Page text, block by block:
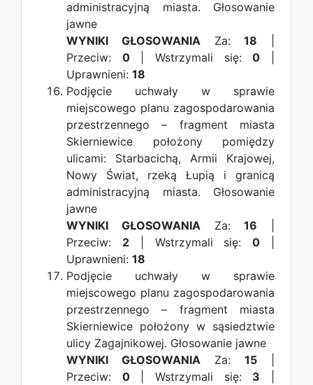
administracyjną miasta. Głosowanie
jawne
WYNIKI GŁOSOWANIAZa:18
Przeciw: 0| Wstrzymali się:0
Uprawnieni: 18
Podjęcie uchwały w sprawie
miejscowego planu zagospodarowania
przestrzennego – fragment miasta
Skierniewice położony pomiędzy
ulicami: Starbacichą, Armii Krajowej,
Nowy Świat, rzeką Łupią i granicą
administracyjną miasta. Głosowanie
jawne
WYNIKI GŁOSOWANIAZa:16
Przeciw: 2| Wstrzymali się:0
Uprawnieni: 18
Podjęcie uchwały w sprawie
miejscowego planu zagospodarowania
przestrzennego – fragment miasta
Skierniewice położony w sąsiedztwie
ulicy Zagajnikowej. Głosowanie jawne
WYNIKI GŁOSOWANIA Za: 15
Przeciw: 0| Wstrzymali się: 3